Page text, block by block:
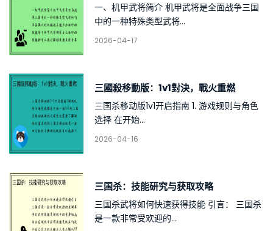
一、机甲武将简介 机甲武将是全面战争三国
中的一种特殊类型武将...
2026-04-17
三國殺移動版：1v1對決，戰火重燃
三国杀移动版1v1开启指南 1. 游戏规则与角色
选择 在开始...
2026-04-16
三国杀：技能研究与获取攻略
三国杀武将如何快速获得技能 引言： 三国杀
是一款非常受欢迎的...